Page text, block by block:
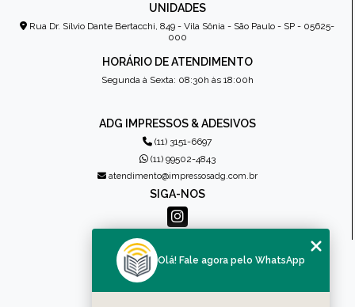
UNIDADES
Rua Dr. Sílvio Dante Bertacchi, 849 - Vila Sônia - São Paulo - SP - 05625-
000
HORÁRIO DE ATENDIMENTO
Segunda à Sexta: 08:30h às 18:00h
ADG IMPRESSOS & ADESIVOS
(11) 3151-6697
(11) 99502-4843
atendimento@impressosadg.com.br
SIGA-NOS
MENU
QUEM SOMOS
Olá! Fale agora pelo WhatsApp